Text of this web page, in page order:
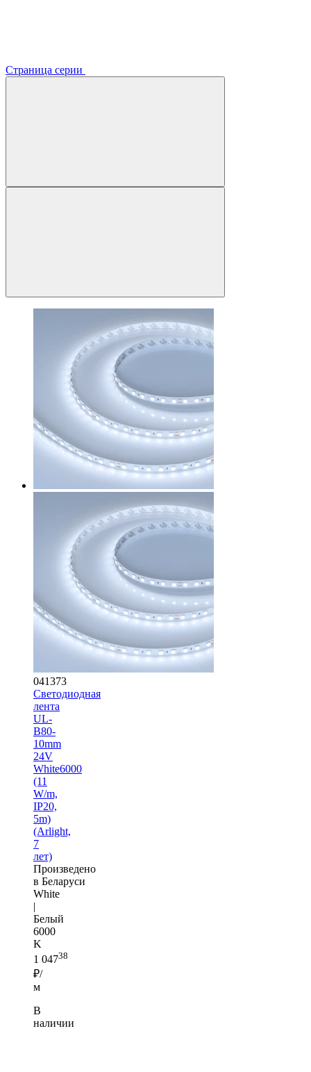
Страница серии
041373
Светодиодная
лента
UL-
B80-
10mm
24V
White6000
(11
W/m,
IP20,
5m)
(Arlight,
7
лет)
Произведено
в Беларуси
White
|
Белый
6000
K
1 04738
₽/
м
В
наличии